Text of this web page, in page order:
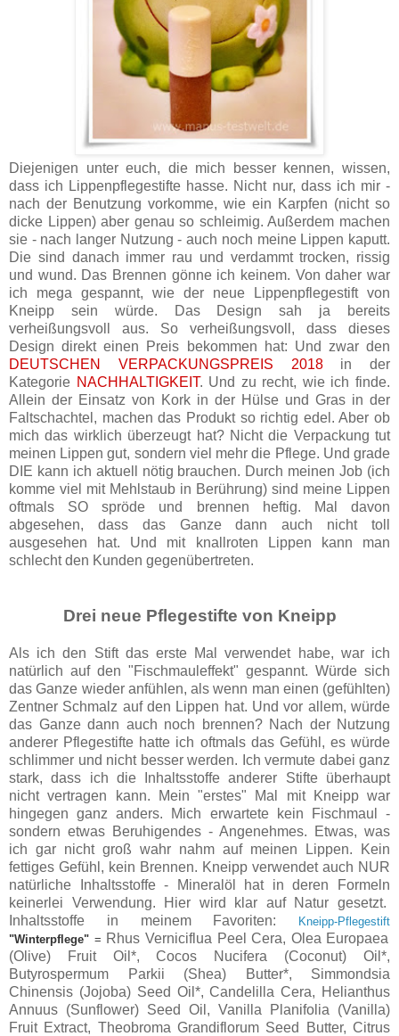
Diejenigen unter euch, die mich besser kennen, wissen,
dass ich Lippenpflegestifte hasse. Nicht nur, dass ich mir -
nach der Benutzung vorkomme, wie ein Karpfen (nicht so
dicke Lippen) aber genau so schleimig. Außerdem machen
sie - nach langer Nutzung - auch noch meine Lippen kaputt.
Die sind danach immer rau und verdammt trocken, rissig
und wund. Das Brennen gönne ich keinem. Von daher war
ich mega gespannt, wie der neue Lippenpflegestift von
Kneipp sein würde. Das Design sah ja bereits
verheißungsvoll aus. So verheißungsvoll, dass dieses
Design direkt einen Preis bekommen hat: Und zwar den
DEUTSCHEN VERPACKUNGSPREIS 2018in der
Kategorie NACHHALTIGKEIT. Und zu recht, wie ich finde.
Allein der Einsatz von Kork in der Hülse und Gras in der
Faltschachtel, machen das Produkt so richtig edel. Aber ob
mich das wirklich überzeugt hat? Nicht die Verpackung tut
meinen Lippen gut, sondern viel mehr die Pflege. Und grade
DIE kann ich aktuell nötig brauchen. Durch meinen Job (ich
komme viel mit Mehlstaub in Berührung) sind meine Lippen
oftmals SO spröde und brennen heftig. Mal davon
abgesehen, dass das Ganze dann auch nicht toll
ausgesehen hat. Und mit knallroten Lippen kann man
schlecht den Kunden gegenübertreten.
Drei neue Pflegestifte von Kneipp
Als ich den Stift das erste Mal verwendet habe, war ich
natürlich auf den "Fischmauleffekt" gespannt. Würde sich
das Ganze wieder anfühlen, als wenn man einen (gefühlten)
Zentner Schmalz auf den Lippen hat. Und vor allem, würde
das Ganze dann auch noch brennen? Nach der Nutzung
anderer Pflegestifte hatte ich oftmals das Gefühl, es würde
schlimmer und nicht besser werden. Ich vermute dabei ganz
stark, dass ich die Inhaltsstoffe anderer Stifte überhaupt
nicht vertragen kann. Mein "erstes" Mal mit Kneipp war
hingegen ganz anders. Mich erwartete kein Fischmaul -
sondern etwas Beruhigendes - Angenehmes. Etwas, was
ich gar nicht groß wahr nahm auf meinen Lippen. Kein
fettiges Gefühl, kein Brennen. Kneipp verwendet auch NUR
natürliche Inhaltsstoffe - Mineralöl hat in deren Formeln
keinerlei Verwendung. Hier wird klar auf Natur gesetzt.
Inhaltsstoffe in meinem Favoriten:
Kneipp-Pflegestift
"Winterpflege" = Rhus Verniciflua Peel Cera, Olea Europaea
(Olive) Fruit Oil*, Cocos Nucifera (Coconut) Oil*,
Butyrospermum Parkii (Shea) Butter*, Simmondsia
Chinensis (Jojoba) Seed Oil*, Candelilla Cera, Helianthus
Annuus (Sunflower) Seed Oil, Vanilla Planifolia (Vanilla)
Fruit Extract, Theobroma Grandiflorum Seed Butter, Citrus